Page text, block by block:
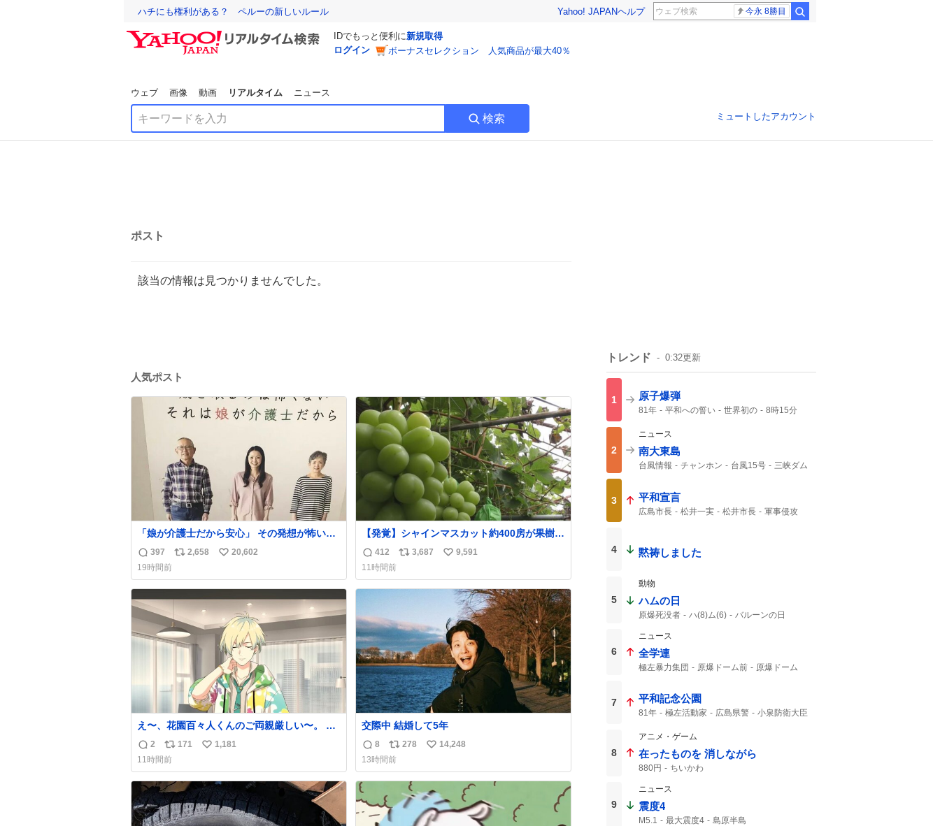
ハチにも権利がある？ ペルーの新しいルール Yahoo! JAPANヘルプ 今永 8勝目
IDでもっと便利に新規取得
ログイン
ボーナスセレクション 人気商品が最大40％
ウェブ 画像 動画 リアルタイム ニュース
検索 ミュートしたアカウント
ポスト
該当の情報は見つかりませんでした。
人気ポスト
「娘が介護士だから安心」 その発想が怖い。
ちなみにこのポスターは、介護職の求人や転
職支援をしている会社のポスターらしい。
返
信
数
397
リ
ス
ト
数
2,658
い
ね
数
20,602
19時間前
【発覚】シャインマスカット約400房が果樹園
から盗まれる 栃木・佐野市
news.livedoor.com/article/detail… 被害に遭
った果樹園には防犯カメラなどはなく、シャ
インマスカットが盗まれた木には刃物などで
切られた跡が。市内で今年に入って同様の被
害は確認されておらず、警察はパトロールを
強化する。
返
信
数
412
リ
ス
3,687
い
ね
9,591
11時間前
え〜、花園百々人くんのご両親厳しい〜。 で
も9歳児の市原仁奈にここまで「構ってほし
い、構ってくれるの？」と寂しさを極限まで
煮詰めた台詞を何気ない日常会話で発言させ
てるご両親もだいぶ厳しいよ 双方弁護士を
雇わないか？
返
信
数
2
リ
ポ
ス
ト
数
171
い
ね
数
1,181
11時間前
交際中 結婚して5年
返
信
数
8
リ
ポ
ス
数
278
い
ね
数
14,248
13時間前
トレンド 0:32更新
1 原子爆弾
81年 平和への誓い 世界初の
8時15分
広島東洋カープ
2
ニュース
南大東島
台風情報 チャンホン 台風15号
三峡ダム
3 平和宣言
広島市長 松井一実 松井市長
軍事侵攻
4 黙祷しました
5
動物
ハムの日
原爆死没者 ハ(8)ム(6)
バルーンの日
6
ニュース
全学連
極左暴力集団 原爆ドーム前
原爆ドーム
7 平和記念公園
81年 極左活動家 広島県警
小泉防衛大臣
8
アニメ・ゲーム
在ったものを 消しながら
880円 ちいかわ
9
ニュース
震度4
M5.1 最大震度4
島原半島